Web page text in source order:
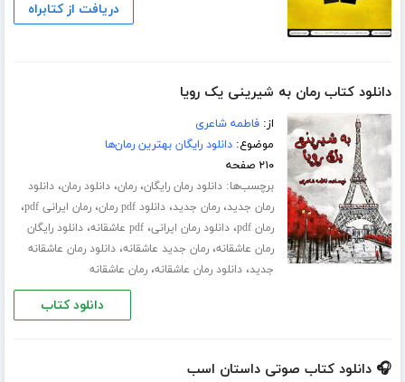
دریافت از کتابراه
دانلود کتاب رمان به شیرینی یک رویا
از:فاطمه شاعری
موضوع:دانلود رایگان بهترین رمان‌ها
۲۱۰ صفحه
برچسب‌ها:دانلود رمان رایگان،رمان،دانلود رمان،دانلود
رمان جدید،رمان جدید،دانلود pdf رمان ،رمان ایرانی pdf ،
رمان pdf ،دانلود رمان ایرانی،pdf عاشقانه ،دانلود رایگان
رمان عاشقانه،رمان جدید عاشقانه،دانلود رمان عاشقانه
جدید،دانلود رمان عاشقانه،رمان عاشقانه
دانلود کتاب
🎧 دانلود کتاب صوتی داستان اسب